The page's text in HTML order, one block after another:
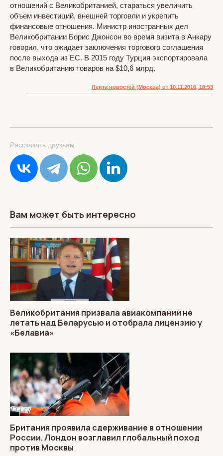
отношений с Великобританией, стараться увеличить
объем инвестиций, внешней торговли и укрепить
финансовые отношения. Министр иностранных дел
Великобритании Борис Джонсон во время визита в Анкару
говорил, что ожидает заключения торгового соглашения
после выхода из ЕС. В 2015 году Турция экспортировала
в Великобританию товаров на $10,6 млрд.
Лента новостей (Москва) от 10.11.2016, 18:53
Рассказать друзьям
Вам может быть интересно
Великобритания призвала авиакомпании не
летать над Беларусью и отобрала лицензию у
«Белавиа»
Британия проявила сдерживание в отношении
России. Лондон возглавил глобальный поход
против Москвы